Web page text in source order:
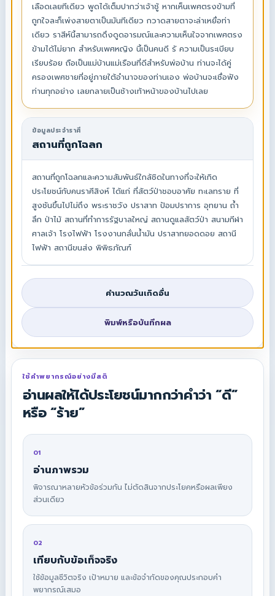
เลือดเลยทีเดียว พูดได้เต็มปากว่าเจ้าชู้ หากเห็นเพศตรงข้ามที่
ถูกใจละก็เพ่งสายตาเป็นมันทีเดียว กวาดสายตาจะล่าเหยื่อท่า
เดียว ราสีห์นี้สามารถดึงดูดอารมณ์และความเห็นใจจากเพศตรง
ข้ามได้ไม่ยาก สำหรับเพศหญิง นี้เป็นคนดี รั ความเป็นระเบียบ
เรียบร้อย ถือเป็นแม่บ้านแม่เรือนที่ดีสำหรับพ่อบ้าน ท่านจะได้คู่
ครองเพศชายที่อยู่ภายใต้อำนาจของท่านเอง พ่อบ้านจะเชื่อฟัง
ท่านทุกอย่าง เลยกลายเป็นช้างเท้าหน้าของบ้านไปเลย
ข้อมูลประจำราศี
สถานที่ถูกโฉลก
สถานที่ถูกโฉลกและความสัมพันธ์ใกล้ชิดในทางที่จะให้เกิด
ประโยชน์กับคนราศีสิงห์ ได้แก่ ที่สัตว์ป่าชอบอาศัย ทะเลทราย ที่
สูงชันขึ้นไปไม่ถึง พระราชวัง ปราสาท ป้อมปราการ อุทยาน ถ้ำ
ลึก ป่าไม้ สถานที่ทำการรัฐบาลใหญ่ สถานดูแลสัตว์ป่า สนามกีฬา
ศาลเจ้า โรงไฟฟ้า โรงงานกลั่นน้ำมัน ปราสาทยอดดอย สถานี
ไฟฟ้า สถานีขนส่ง พิพิธภัณฑ์
คำนวณวันเกิดอื่น
พิมพ์หรือบันทึกผล
ใช้คำพยากรณ์อย่างมีสติ
อ่านผลให้ได้ประโยชน์มากกว่าคำว่า “ดี”
หรือ “ร้าย”
01
อ่านภาพรวม
พิจารณาหลายหัวข้อร่วมกัน ไม่ตัดสินจากประโยคหรือผลเพียง
ส่วนเดียว
02
เทียบกับข้อเท็จจริง
ใช้ข้อมูลชีวิตจริง เป้าหมาย และข้อจำกัดของคุณประกอบคำ
พยากรณ์เสมอ